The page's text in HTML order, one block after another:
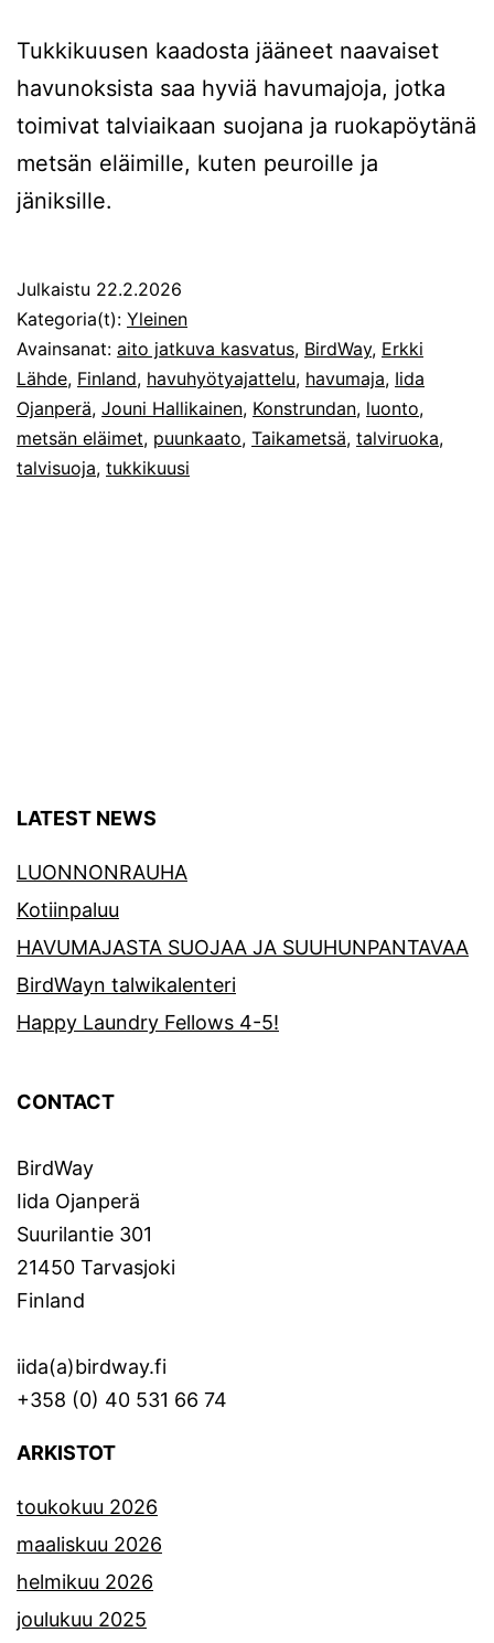
Tukkikuusen kaadosta jääneet naavaiset
havunoksista saa hyviä havumajoja, jotka
toimivat talviaikaan suojana ja ruokapöytänä
metsän eläimille, kuten peuroille ja
jäniksille.
Julkaistu 22.2.2026
Kategoria(t): Yleinen
Avainsanat: aito jatkuva kasvatus, BirdWay, Erkki
Lähde, Finland, havuhyötyajattelu, havumaja, Iida
Ojanperä, Jouni Hallikainen, Konstrundan, luonto,
metsän eläimet, puunkaato, Taikametsä, talviruoka,
talvisuoja, tukkikuusi
LATEST NEWS
LUONNONRAUHA
Kotiinpaluu
HAVUMAJASTA SUOJAA JA SUUHUNPANTAVAA
BirdWayn talwikalenteri
Happy Laundry Fellows 4-5!
CONTACT
BirdWay
Iida Ojanperä
Suurilantie 301
21450 Tarvasjoki
Finland
iida(a)birdway.fi
+358 (0) 40 531 66 74
ARKISTOT
toukokuu 2026
maaliskuu 2026
helmikuu 2026
joulukuu 2025